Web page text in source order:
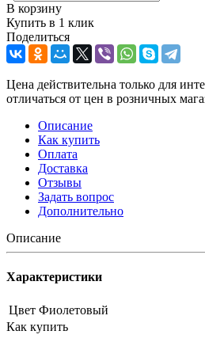
В корзину
Купить в 1 клик
Поделиться
Цена действительна только для
отличаться от цен в розничных
Описание
Как купить
Оплата
Доставка
Отзывы
Задать вопрос
Дополнительно
Описание
Характеристики
Цвет Фиолетовый
Как купить